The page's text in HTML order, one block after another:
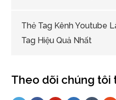
Thẻ Tag Kênh Youtube
Tag Hiệu Quả Nhất
Theo dõi chúng tôi